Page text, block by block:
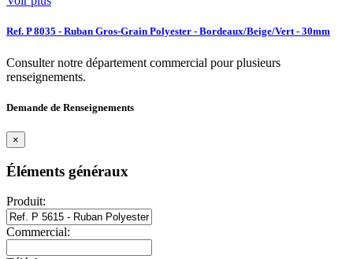
Ref. P 8035 - Ruban Gros-Grain Polyester - Bordeaux/Beige/Vert - 30mm
Consulter notre département commercial pour plusieurs
renseignements.
Demande de Renseignements
×
Éléments généraux
Produit:
Commercial: